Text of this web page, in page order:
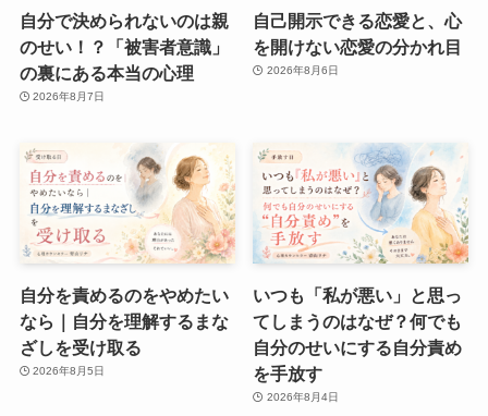
自分で決められないのは親
のせい！？「被害者意識」
の裏にある本当の心理
2026年8月7日
自己開示できる恋愛と、心
を開けない恋愛の分かれ目
2026年8月6日
自分を責めるのをやめたい
なら｜自分を理解するまな
ざしを受け取る
2026年8月5日
いつも「私が悪い」と思っ
てしまうのはなぜ？何でも
自分のせいにする自分責め
を手放す
2026年8月4日